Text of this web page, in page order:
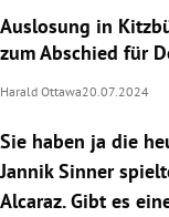
Auslosung in
zum Abschied für
Harald Ottawa20.07.2024
Sie haben ja die
Jannik Sinner
Alcaraz. Gibt es